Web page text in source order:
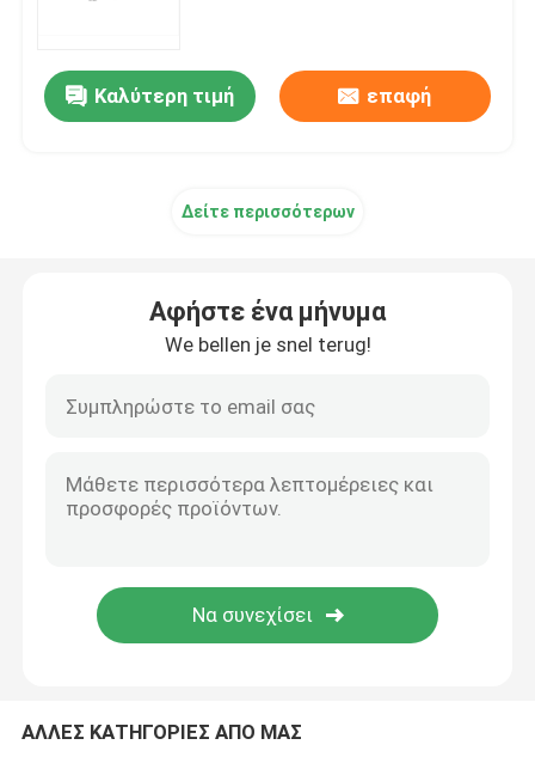
Αντιδραστήρες σύνθεσης ολιγίου
Σύστημα παράδοσης
Καλύτερη τιμή επαφή
Δείτε περισσότερων
Αφήστε ένα μήνυμα
We bellen je snel terug!
ΑΛΛΕΣ ΚΑΤΗΓΟΡΙΕΣ ΑΠΟ ΜΑΣ